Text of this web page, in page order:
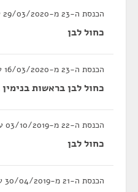
הכנסת ה-23 מ-29/03/2020 עד 06/04/2021
כחול לבן
הכנסת ה-23 מ-16/03/2020 עד 29/03/2020
כחול לבן בראשות בנימין
הכנסת ה-22 מ-03/10/2019 עד 16/03/2020
כחול לבן
הכנסת ה-21 מ-30/04/2019 עד 03/10/2019